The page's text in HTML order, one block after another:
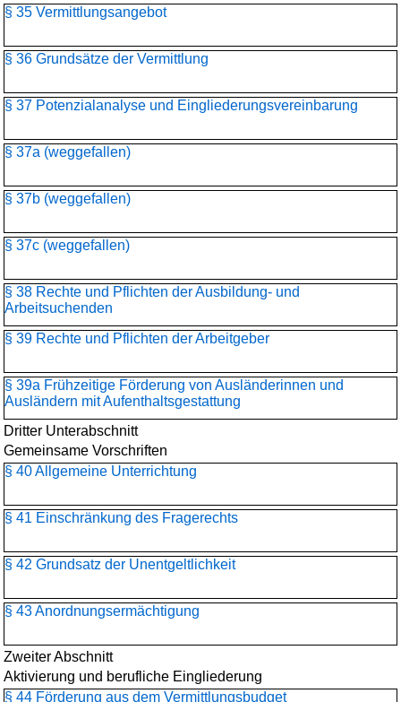
§ 35 Vermittlungsangebot
§ 36 Grundsätze der Vermittlung
§ 37 Potenzialanalyse und Eingliederungsvereinbarung
§ 37a (weggefallen)
§ 37b (weggefallen)
§ 37c (weggefallen)
§ 38 Rechte und Pflichten der Ausbildung- und
Arbeitsuchenden
§ 39 Rechte und Pflichten der Arbeitgeber
§ 39a Frühzeitige Förderung von Ausländerinnen und
Ausländern mit Aufenthaltsgestattung
Dritter Unterabschnitt
Gemeinsame Vorschriften
§ 40 Allgemeine Unterrichtung
§ 41 Einschränkung des Fragerechts
§ 42 Grundsatz der Unentgeltlichkeit
§ 43 Anordnungsermächtigung
Zweiter Abschnitt
Aktivierung und berufliche Eingliederung
§ 44 Förderung aus dem Vermittlungsbudget